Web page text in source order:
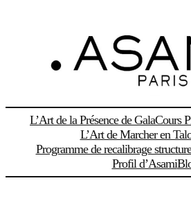
L’Art de la Présence de GalaCours
L’Art de Marcher en
Programme de recalibrage
Profil d’Asami